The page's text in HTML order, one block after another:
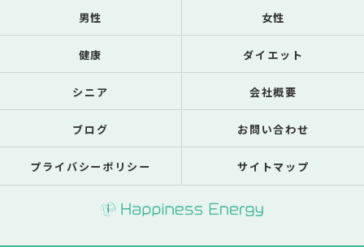
男性 女性
健康 ダイエット
シニア 会社概要
ブログ お問い合わせ
プライバシーポリシー サイトマップ